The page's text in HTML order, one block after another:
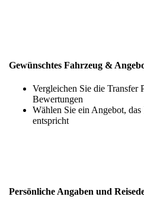
Gewünschtes Fahrzeug &
Vergleichen Sie die Transfer
Bewertungen
Wählen Sie ein Angebot,
entspricht
Persönliche Angaben und